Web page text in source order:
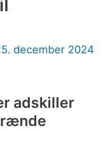
december 2024
adskiller